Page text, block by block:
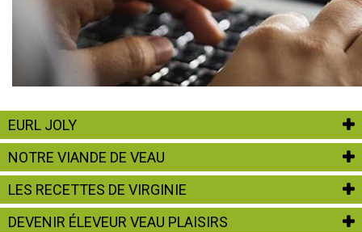
EURL JOLY
NOTRE VIANDE DE VEAU
LES RECETTES DE VIRGINIE
DEVENIR ÉLEVEUR VEAU PLAISIRS